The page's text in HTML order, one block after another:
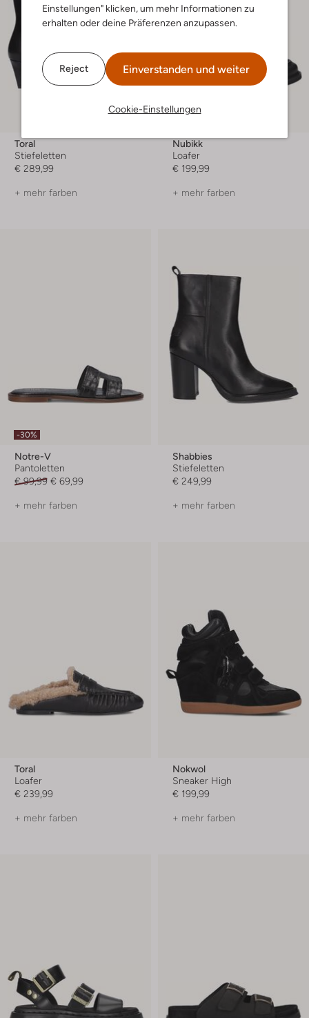
Einstellungen" klicken, um mehr Informationen zu
erhalten oder deine Präferenzen anzupassen.
Reject Einverstanden und weiter
Cookie-Einstellungen
Toral
Stiefeletten
€ 289,99
+ mehr farben
Nubikk
Loafer
€ 199,99
+ mehr farben
-30%
Notre-V
Pantoletten
€ 99,99 € 69,99
+ mehr farben
Shabbies
Stiefeletten
€ 249,99
+ mehr farben
Toral
Loafer
€ 239,99
+ mehr farben
Nokwol
Sneaker High
€ 199,99
+ mehr farben